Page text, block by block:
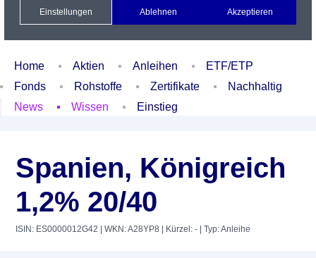
Xetra Realtime
Watchlist Portfolio Login
Home Aktien Anleihen
ETF/ETP
Fonds
Rohstoffe Zertifikate
Nachhaltig
News
Wissen Einstieg
Spanien, Königreich
1,2% 20/40
ISIN: ES0000012G42 | WKN: A28YP8 | Kürzel: - | Typ: Anleihe
Einstellungen Ablehnen Akzeptieren